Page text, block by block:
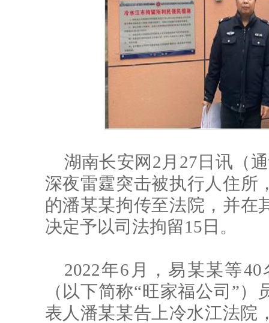
湖南长安网2月27日讯（
深夜雷霆突击被执行人住所
的潘某某拘传至法院，并在
决定予以司法拘留15日。
2022年6月，易某某等
（以下简称“旺家福公司”
表人潘某某告上冷水江法院